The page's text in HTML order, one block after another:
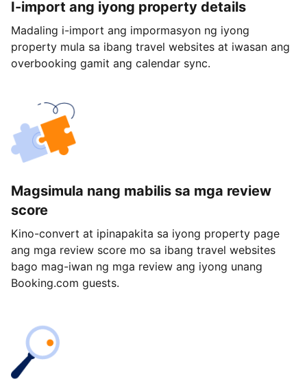
I-import ang iyong property details
Madaling i-import ang impormasyon ng iyong
property mula sa ibang travel websites at iwasan ang
overbooking gamit ang calendar sync.
Magsimula nang mabilis sa mga review
score
Kino-convert at ipinapakita sa iyong property page
ang mga review score mo sa ibang travel websites
bago mag-iwan ng mga review ang iyong unang
Booking.com guests.